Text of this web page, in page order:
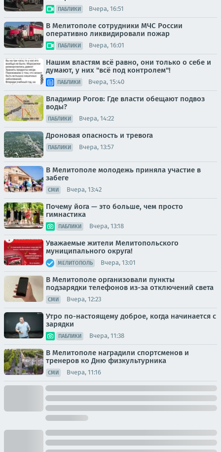
ПАБЛИКИ Вчера, 16:51
В Мелитополе сотрудники МЧС России
оперативно ликвидировали пожар
ПАБЛИКИ Вчера, 16:01
Нашим властям всё равно, они только о себе и
думают, у них "всё под контролем"!
ПАБЛИКИ Вчера, 15:40
Владимир Рогов: Где власти обещают подвоз
воды?
ПАБЛИКИ Вчера, 14:22
Дроновая опасность и тревога
ПАБЛИКИ Вчера, 13:57
В Мелитополе молодежь приняла участие в
забеге
СМИ Вчера, 13:42
Почему йога — это больше, чем просто
гимнастика
ПАБЛИКИ Вчера, 13:18
Уважаемые жители Мелитопольского
муниципального округа!
МЕЛИТОПОЛЬ Вчера, 13:01
В Мелитополе организовали пункты
подзарядки телефонов из-за отключений света
СМИ Вчера, 12:23
Утро по-настоящему доброе, когда начинается с
зарядки
ПАБЛИКИ Вчера, 11:38
В Мелитополе наградили спортсменов и
тренеров ко Дню физкультурника
СМИ Вчера, 11:16